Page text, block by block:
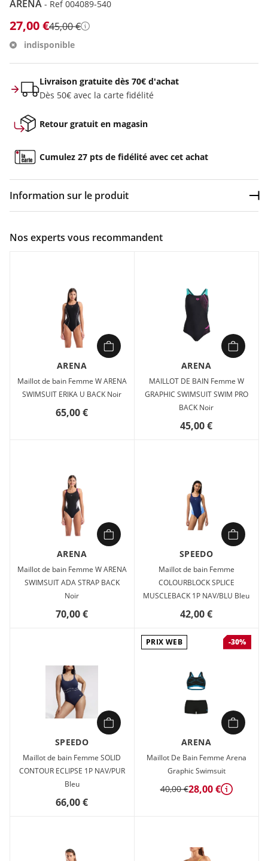
ARENA - Ref 004089-540
27,00 €45,00 € Détails
indisponible
Livraison gratuite dès 70€ d'achat
Dès 50€ avec la carte fidélité
Retour gratuit en magasin
Cumulez 27 pts de fidélité avec cet achat
Information sur le produit
Noir en vente à prix attractif chez Sport 2000
Nos experts vous recommandent
ARENA
Maillot de bain Femme W ARENA
SWIMSUIT ERIKA U BACK Noir
65,00 €
ARENA
MAILLOT DE BAIN Femme W
GRAPHIC SWIMSUIT SWIM PRO
BACK Noir
45,00 €
ARENA
Maillot de bain Femme W ARENA
SWIMSUIT ADA STRAP BACK
Noir
70,00 €
SPEEDO
Maillot de bain Femme
COLOURBLOCK SPLICE
MUSCLEBACK 1P NAV/BLU Bleu
42,00 €
SPEEDO
Maillot de bain Femme SOLID
CONTOUR ECLIPSE 1P NAV/PUR
Bleu
66,00 €
PRIX WEB -30%
ARENA
Maillot De Bain Femme Arena
Graphic Swimsuit
40,00 €28,00 € Détails